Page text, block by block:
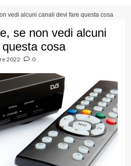
vedi alcuni canali devi fare questa cosa
se non vedi alcuni
cosa
2022 0